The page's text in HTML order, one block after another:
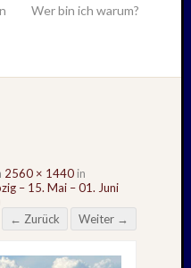
Wer bin ich warum?
2560 × 1440 in
– 15. Mai – 01. Juni
← Zurück
Weiter →